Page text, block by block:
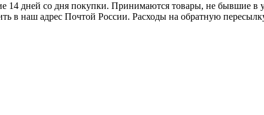
14 дней со дня покупки. Принимаются товары, не бывшие в
в наш адрес Почтой России. Расходы на обратную